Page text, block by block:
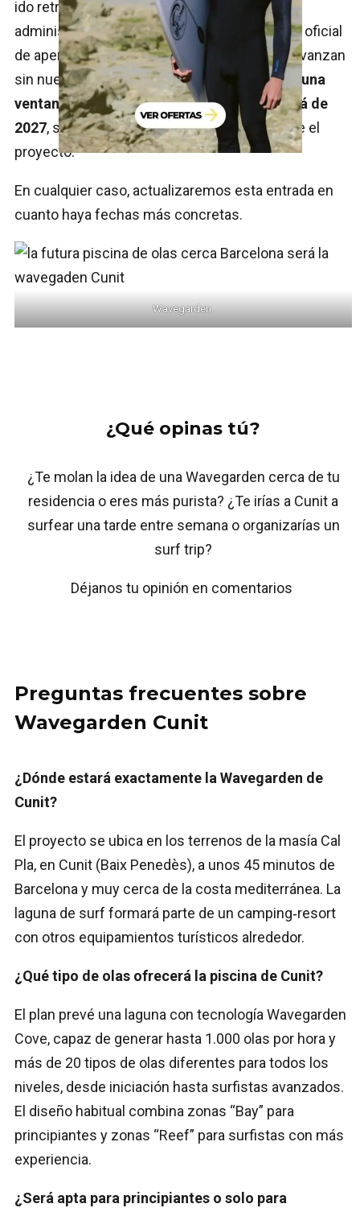
ido retrasando con cada nuevo trámite
administrativo. A día de hoy, no hay una fecha oficial
de apertura, pero si las licencias y las obras avanzan
sin nuevos parones,
es razonable pensar en una
ventana de apertura a medio plazo, más allá de
2027, siempre pendiente de cómo evolucione el
proyecto.
En cualquier caso, actualizaremos esta entrada en
cuanto haya fechas más concretas.
Wavegarden.
¿Qué opinas tú?
¿Te molan la idea de una Wavegarden cerca de tu
residencia o eres más purista? ¿Te irías a Cunit a
surfear una tarde entre semana o organizarías un
surf trip?
Déjanos tu opinión en comentarios
Preguntas frecuentes sobre
Wavegarden Cunit
¿Dónde estará exactamente la Wavegarden de
Cunit?
El proyecto se ubica en los terrenos de la masía Cal
Pla, en Cunit (Baix Penedès), a unos 45 minutos de
Barcelona y muy cerca de la costa mediterránea. La
laguna de surf formará parte de un camping‑resort
con otros equipamientos turísticos alrededor.
¿Qué tipo de olas ofrecerá la piscina de Cunit?
El plan prevé una laguna con tecnología Wavegarden
Cove, capaz de generar hasta 1.000 olas por hora y
más de 20 tipos de olas diferentes para todos los
niveles, desde iniciación hasta surfistas avanzados.
El diseño habitual combina zonas “Bay” para
principiantes y zonas “Reef” para surfistas con más
experiencia.
¿Será apta para principiantes o solo para